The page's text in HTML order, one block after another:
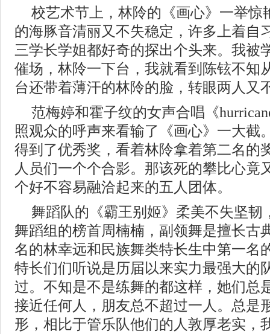
校艺术节上，林阾的《画心》一举惊
的海豚音清丽又不失稳定，许多上着自
三学长学姐都好奇的探出个头来。我被
催场，林阾一下台，我就看到陈铉不知
台还带着薄汗的林阾的脸，转眼两人又
范梅婷和霍子纹的女声合唱《
照观众的呼声来看输了《画心》一大截
得到了优秀奖，看着林阾拿着第二名的
人员们一个个合影。那该死的攀比心竟
个好不容易融洽起来的五人团体。
舞蹈队的《霸王别姬》柔美不失坚韧
舞蹈组的榜首周楠楠，副领舞是擅长古
名的林幸远和民族舞类特长生中第一名
特长们们听说是历届以来实力最强大的
过。不知是不是练舞的都这样，她们总
接近任何人，朋友总不超过一人。总是
形，相比于管乐队他们的人敦厚老实，